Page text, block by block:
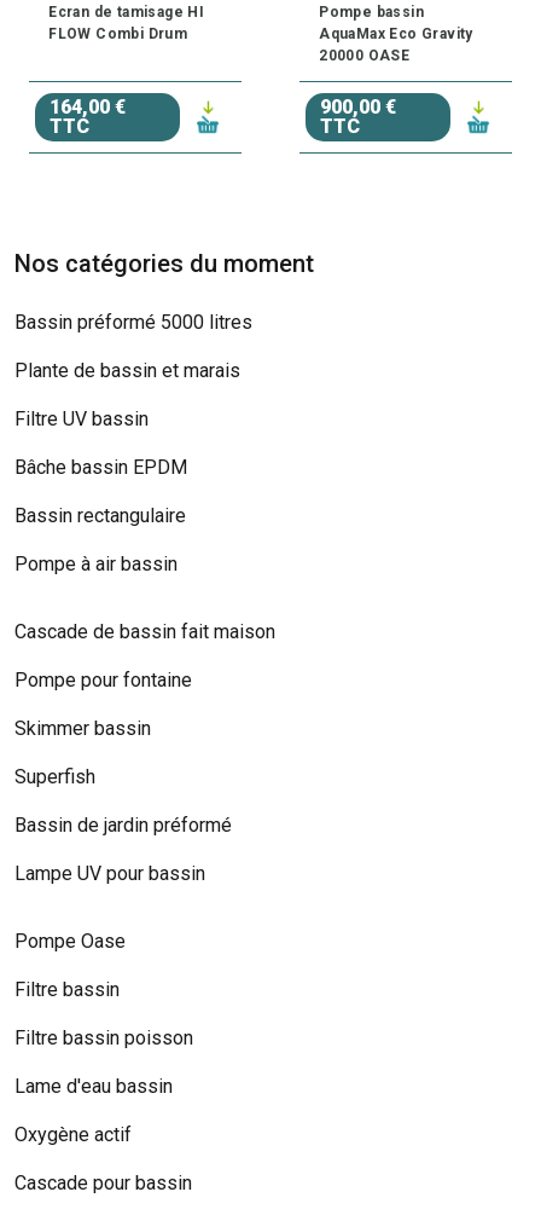
Ecran de tamisage HI
FLOW Combi Drum
164,00 €
TTC
Pompe bassin
AquaMax Eco Gravity
20000 OASE
900,00 €
TTC
Nos catégories du moment
Bassin préformé 5000 litres
Plante de bassin et marais
Filtre UV bassin
Bâche bassin EPDM
Bassin rectangulaire
Pompe à air bassin
Cascade de bassin fait maison
Pompe pour fontaine
Skimmer bassin
Superfish
Bassin de jardin préformé
Lampe UV pour bassin
Pompe Oase
Filtre bassin
Filtre bassin poisson
Lame d'eau bassin
Oxygène actif
Cascade pour bassin